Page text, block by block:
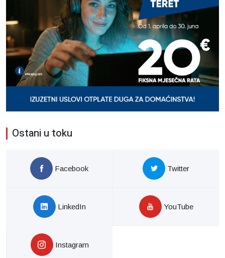
Ostani u toku
Facebook Twitter
LinkedIn YouTube
Instagram